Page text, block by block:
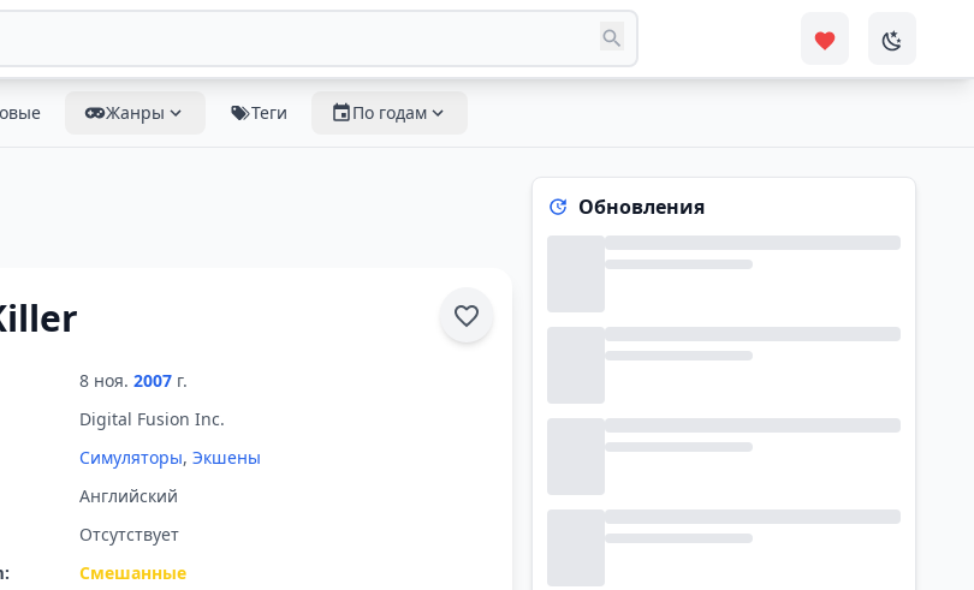
Жанры Теги По годам
8 ноя. 2007 г.
Digital Fusion Inc.
Симуляторы, Экшены
Английский
Отсутствует
Смешанные
Обновления